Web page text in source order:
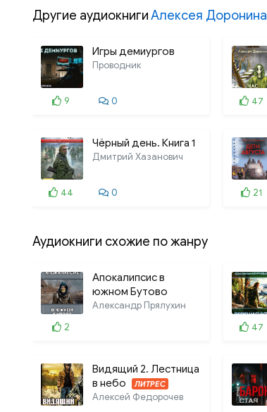
Другие аудиокнигиАлексея Доронина
Игры демиургов
Проводник
9 0 47
Чёрный день. Книга 1
Дмитрий Хазанович
44 0
21
Аудиокниги схожие по жанру
Апокалипсис в
южном Бутово
Александр Прялухин
2
47
Видящий 2. Лестница
в небо
ЛИТРЕС
Алексей Федорочев